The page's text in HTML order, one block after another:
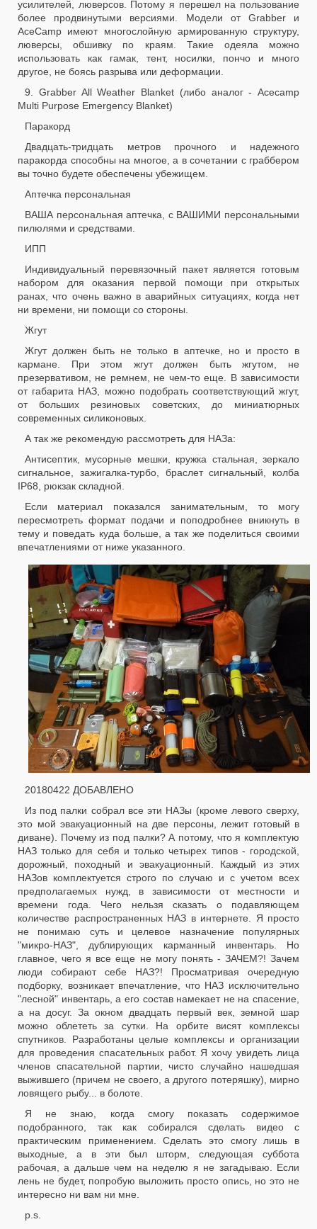
усилителей, люверсов. Потому я перешел на пользование
более продвинутыми версиями. Модели от Grabber и
AceCamp имеют многослойную армированную структуру,
люверсы, обшивку по краям. Такие одеяла можно
использовать как гамак, тент, носилки, пончо и много
другое, не боясь разрыва или деформации.
9. Grabber All Weather Blanket (либо аналог - Acecamp
Multi Purpose Emergency Blanket)
Паракорд
Двадцать-тридцать метров прочного и надежного
паракорда способны на многое, а в сочетании с граббером
вы точно будете обеспечены убежищем.
Аптечка персональная
ВАША персональная аптечка, с ВАШИМИ персональными
пилюлями и средствами.
ИПП
Индивидуальный перевязочный пакет является готовым
набором для оказания первой помощи при открытых
ранах, что очень важно в аварийных ситуациях, когда нет
ни времени, ни помощи со стороны.
Жгут
Жгут должен быть не только в аптечке, но и просто в
кармане. При этом жгут должен быть жгутом, не
презервативом, не ремнем, не чем-то еще. В зависимости
от габарита НАЗ, можно подобрать соответствующий жгут,
от больших резиновых советских, до миниатюрных
современных силиконовых.
А так же рекомендую рассмотреть для НАЗа:
Антисептик, мусорные мешки, кружка стальная, зеркало
сигнальное, зажигалка-турбо, браслет сигнальный, колба
IP68, рюкзак складной.
Если материал показался занимательным, то могу
пересмотреть формат подачи и поподробнее вникнуть в
тему и поведать куда больше, а так же поделиться своими
впечатлениями от ниже указанного.
20180422 ДОБАВЛЕНО
Из под палки собрал все эти НАЗы (кроме левого сверху,
это мой эвакуационный на две персоны, лежит готовый в
диване). Почему из под палки? А потому, что я комплектую
НАЗ только для себя и только четырех типов - городской,
дорожный, походный и эвакуационный. Каждый из этих
НАЗов комплектуется строго по случаю и с учетом всех
предполагаемых нужд, в зависимости от местности и
времени года. Чего нельзя сказать о подавляющем
количестве распространенных НАЗ в интернете. Я просто
не понимаю суть и целевое назначение популярных
"микро-НАЗ", дублирующих карманный инвентарь. Но
главное, чего я все еще не могу понять - ЗАЧЕМ?! Зачем
люди собирают себе НАЗ?! Просматривая очередную
подборку, возникает впечатление, что НАЗ исключительно
"лесной" инвентарь, а его состав намекает не на спасение,
а на досуг. За окном двадцать первый век, земной шар
можно облететь за сутки. На орбите висят комплексы
спутников. Разработаны целые комплексы и организации
для проведения спасательных работ. Я хочу увидеть лица
членов спасательной партии, чисто случайно нашедшая
выжившего (причем не своего, а другого потеряшку), мирно
ловящего рыбу... в болоте.
Я не знаю, когда смогу показать содержимое
подобранного, так как собирался сделать видео с
практическим применением. Сделать это смогу лишь в
выходные, а в эти был шторм, следующая суббота
рабочая, а дальше чем на неделю я не загадываю. Если
лень не будет, попробую выложить просто опись, но это не
интересно ни вам ни мне.
p.s.